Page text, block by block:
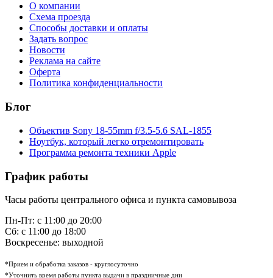
О компании
Схема проезда
Способы доставки и оплаты
Задать вопрос
Новости
Реклама на сайте
Оферта
Политика конфиденциальности
Блог
Объектив Sony 18-55mm f/3.5-5.6 SAL-1855
Ноутбук, который легко отремонтировать
Программа ремонта техники Apple
График работы
Часы работы центрального офиса и пункта самовывоза
Пн-Пт: с 11:00 до 20:00
Сб: с 11:00 до 18:00
Воскресенье: выходной
*Прием и обработка заказов - круглосуточно
*Уточнить время работы пункта выдачи в праздничные дни